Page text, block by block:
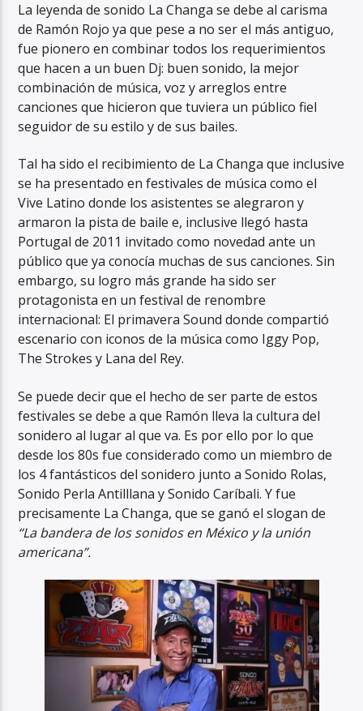
La leyenda de sonido La Changa se debe al carisma
de Ramón Rojo ya que pese a no ser el más antiguo,
fue pionero en combinar todos los requerimientos
que hacen a un buen Dj: buen sonido, la mejor
combinación de música, voz y arreglos entre
canciones que hicieron que tuviera un público fiel
seguidor de su estilo y de sus bailes.
Tal ha sido el recibimiento de La Changa que inclusive
se ha presentado en festivales de música como el
Vive Latino donde los asistentes se alegraron y
armaron la pista de baile e, inclusive llegó hasta
Portugal de 2011 invitado como novedad ante un
público que ya conocía muchas de sus canciones. Sin
embargo, su logro más grande ha sido ser
protagonista en un festival de renombre
internacional: El primavera Sound donde compartió
escenario con iconos de la música como Iggy Pop,
The Strokes y Lana del Rey.
Se puede decir que el hecho de ser parte de estos
festivales se debe a que Ramón lleva la cultura del
sonidero al lugar al que va. Es por ello por lo que
desde los 80s fue considerado como un miembro de
los 4 fantásticos del sonidero junto a Sonido Rolas,
Sonido Perla Antilllana y Sonido Caríbali. Y fue
precisamente La Changa, que se ganó el slogan de
“La bandera de los sonidos en México y la unión
americana”.